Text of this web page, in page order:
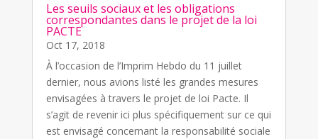
Les seuils sociaux et les obligations
correspondantes dans le projet de la loi
PACTE
Oct 17, 2018
À l’occasion de l’Imprim Hebdo du 11 juillet
dernier, nous avions listé les grandes mesures
envisagées à travers le projet de loi Pacte. Il
s’agit de revenir ici plus spécifiquement sur ce qui
est envisagé concernant la responsabilité sociale